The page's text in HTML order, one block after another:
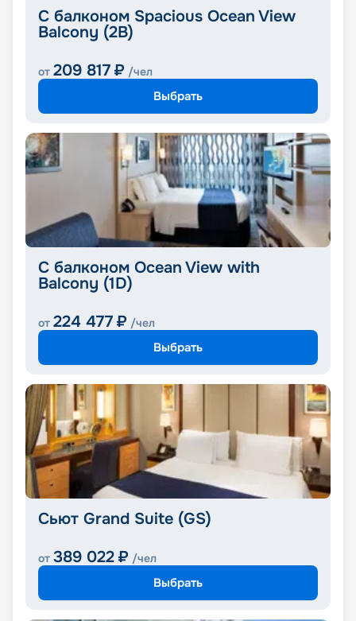
С балконом Spacious Ocean View
Balcony (2B)
от 209 817 ₽ /чел
Выбрать
С балконом Ocean View with
Balcony (1D)
от 224 477 ₽ /чел
Выбрать
Сьют Grand Suite (GS)
от 389 022 ₽ /чел
Выбрать